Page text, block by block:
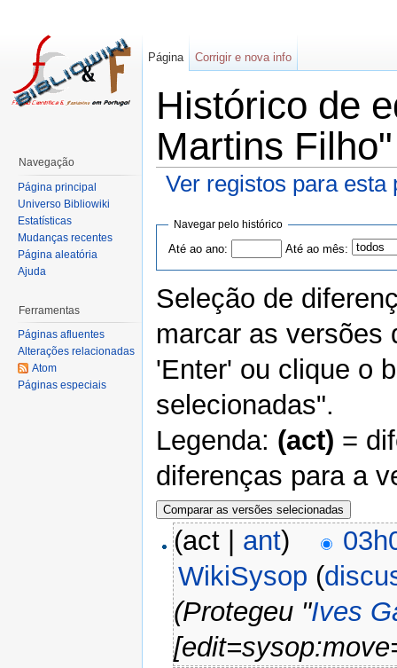
Histórico de
Martins Filho"
Ver registos para esta
Navegar pelo histórico
Até ao ano: Até ao mês:
Seleção de
marcar as versões
'Enter' ou clique o
selecionadas".
Legenda: (act) =
diferenças para a
(act | ant)
WikiSysop (
(Protegeu "Ives
Página Corrigir e nova info
Navegação
Página principal
Universo Bibliowiki
Estatísticas
Mudanças recentes
Página aleatória
Ajuda
Ferramentas
Páginas afluentes
Alterações relacionadas
Atom
Páginas especiais